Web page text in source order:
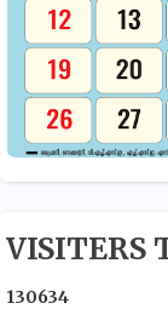
VISITERS
130634